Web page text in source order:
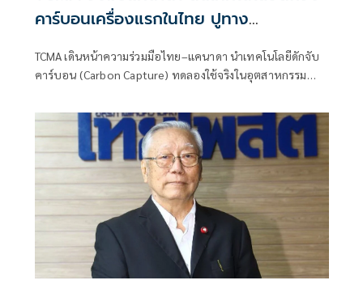
คาร์บอนเครื่องแรกในไทย ปูทาง
อุตสาหกรรมปูนซีเมนต์สู่ Net Zero 2050
TCMA เดินหน้าความร่วมมือไทย–แคนาดา นำเทคโนโลยีดักจับ
คาร์บอน (Carbon Capture) ทดลองใช้จริงในอุตสาหกรรม